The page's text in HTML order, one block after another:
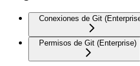
Conexiones de Git
Permisos de Git (Enterprise)